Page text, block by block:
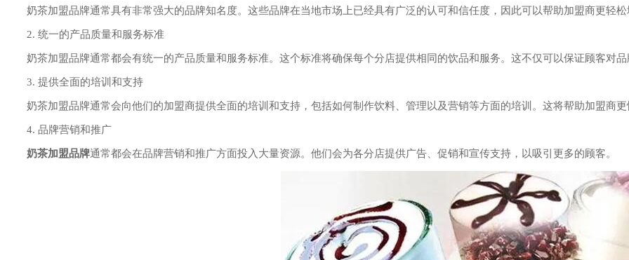
奶茶加盟品牌通常具有非常强大的品牌知名度。这些品牌在当地市场上已经具有广泛的认可和信任度，因此可以帮助加盟商更轻松
2. 统一的产品质量和服务标准
奶茶加盟品牌通常都会有统一的产品质量和服务标准。这个标准将确保每个分店提供相同的饮品和服务。这不仅可以保证顾客对
3. 提供全面的培训和支持
奶茶加盟品牌通常会向他们的加盟商提供全面的培训和支持，包括如何制作饮料、管理以及营销等方面的培训。这将帮助加盟商更
4. 品牌营销和推广
奶茶加盟品牌通常都会在品牌营销和推广方面投入大量资源。他们会为各分店提供广告、促销和宣传支持，以吸引更多的顾客。